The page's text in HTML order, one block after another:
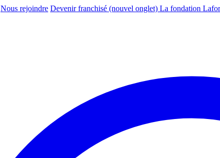
Nous rejoindre Devenir franchisé (nouvel onglet) La fondation